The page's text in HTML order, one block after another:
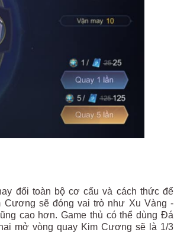
đổi toàn bộ cơ cấu và cách thức để
sẽ đóng vai trò như Xu Vàng -
cao hơn. Game thủ có thể dùng Đá
mở vòng quay Kim Cương sẽ là 1/3